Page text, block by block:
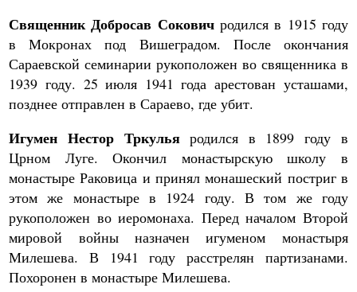
Священник Добросав Соковичродился в 1915 году
в Мокронах под Вишеградом. После окончания
Сараевской семинарии рукоположен во священника в
1939 году. 25 июля 1941 года арестован усташами,
позднее отправлен в Сараево, где убит.
Игумен Нестор Тркульяродился в 1899 году в
Црном Луге. Окончил монастырскую школу в
монастыре Раковица и принял монашеский постриг в
этом же монастыре в 1924 году. В том же году
рукоположен во иеромонаха. Перед началом Второй
мировой войны назначен игуменом монастыря
Милешева. В 1941 году расстрелян партизанами.
Похоронен в монастыре Милешева.